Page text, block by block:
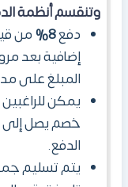
وتنقسم أنظمة
دفع8% من
إضافية بعد
المبلغ على
يمكن
خصم يصل إلى10–40%
الدفع.
يتم تسليم